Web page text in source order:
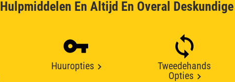
Hulpmiddelen En Altijd En Overal
Huuropties
Tweedehands
Opties